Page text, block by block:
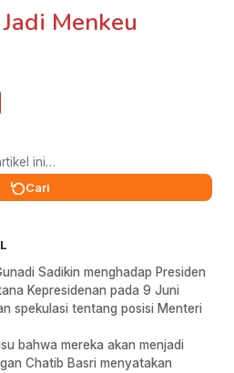
Menkeu
Cari
Sadikin menghadap Presiden
Kepresidenan pada 9 Juni
spekulasi tentang posisi Menteri
bahwa mereka akan menjadi
Chatib Basri menyatakan